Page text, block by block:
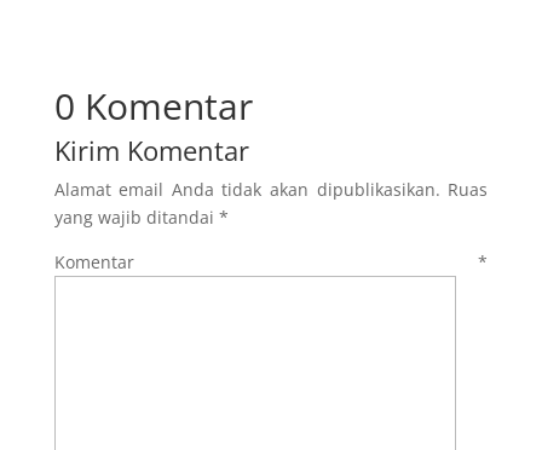
0 Komentar
Kirim Komentar
Alamat email Anda tidak akan dipublikasikan. Ruas
yang wajib ditandai *
Komentar*